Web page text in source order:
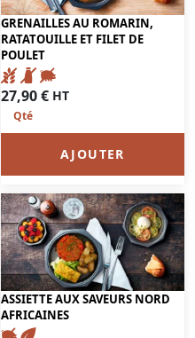
GRENAILLES AU ROMARIN,
RATATOUILLE ET FILET DE
POULET
27,90€ HT
AJOUTER
ASSIETTE AUX SAVEURS NORD
AFRICAINES